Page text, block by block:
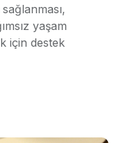
yaşam
için destek